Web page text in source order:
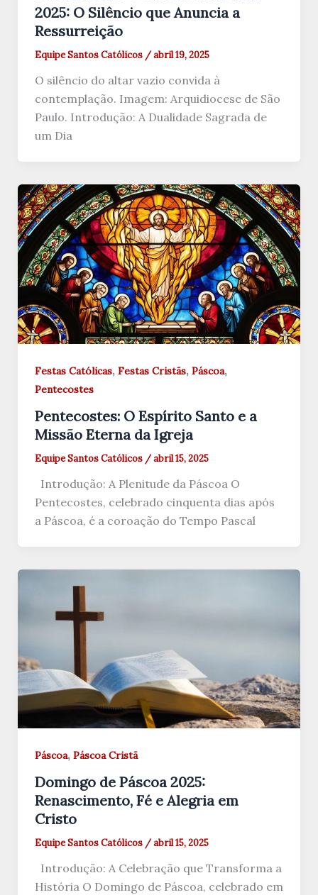
2025: O Silêncio que Anuncia a
Ressurreição
Equipe Santos Católicos /abril 19, 2025
O silêncio do altar vazio convida à
contemplação. Imagem: Arquidiocese de São
Paulo. Introdução: A Dualidade Sagrada de
um Dia
Festas Católicas, Festas Cristãs, Páscoa,
Pentecostes
Pentecostes: O Espírito Santo e a
Missão Eterna da Igreja
Equipe Santos Católicos /abril 15, 2025
Introdução: A Plenitude da Páscoa O
Pentecostes, celebrado cinquenta dias após
a Páscoa, é a coroação do Tempo Pascal
Páscoa, Páscoa Cristã
Domingo de Páscoa 2025:
Renascimento, Fé e Alegria em
Cristo
Equipe Santos Católicos /abril 15, 2025
Introdução: A Celebração que Transforma a
História O Domingo de Páscoa, celebrado em